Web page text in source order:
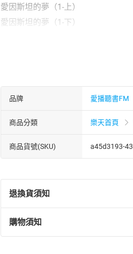
愛因斯坦的夢（1-上）
愛因斯坦的夢（1-下）
圓周率（上）
蝴蝶效應（上）
蝴蝶效應（下）
打噴嚏（上）
談壓力（1-上）
談壓力（2-上）
談壓力（2-下）
品牌 愛播聽書FM
商品分類 樂天首頁
商品貨號(SKU) a45d3193-
退換貨須知
退換貨規定：
(一)依消費者保護法第19條第
購物須知